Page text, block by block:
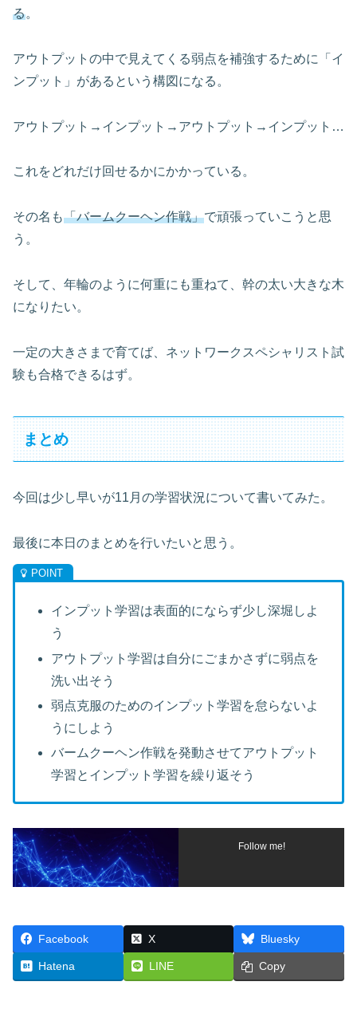
る。
アウトプットの中で見えてくる弱点を補強するために「イ
ンプット」があるという構図になる。
アウトプット→インプット→アウトプット→インプット…
これをどれだけ回せるかにかかっている。
その名も「バームクーヘン作戦」で頑張っていこうと思
う。
そして、年輪のように何重にも重ねて、幹の太い大きな木
になりたい。
一定の大きさまで育てば、ネットワークスペシャリスト試
験も合格できるはず。
まとめ
今回は少し早いが11月の学習状況について書いてみた。
最後に本日のまとめを行いたいと思う。
インプット学習は表面的にならず少し深堀しよ
う
アウトプット学習は自分にごまかさずに弱点を
洗い出そう
弱点克服のためのインプット学習を怠らないよ
うにしよう
バームクーヘン作戦を発動させてアウトプット
学習とインプット学習を繰り返そう
Follow me!
Facebook X Bluesky
Hatena LINE Copy